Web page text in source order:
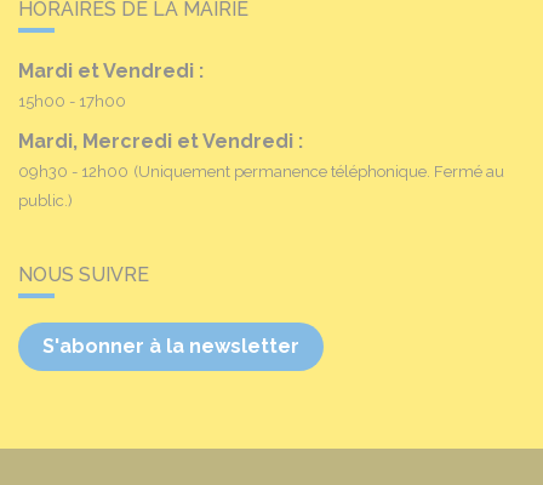
HORAIRES DE LA MAIRIE
Mardi et Vendredi :
15h00 - 17h00
Mardi, Mercredi et Vendredi :
09h30 - 12h00 (Uniquement permanence téléphonique. Fermé au
public.)
NOUS SUIVRE
S'abonner à la newsletter